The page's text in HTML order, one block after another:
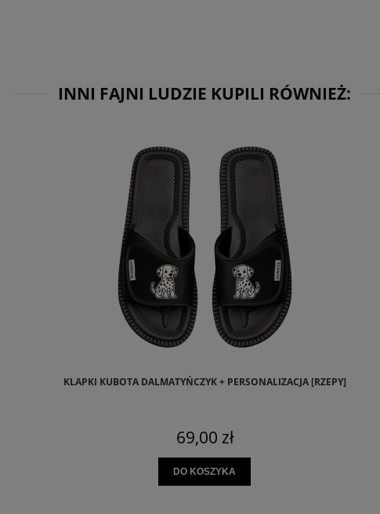
INNI FAJNI LUDZIE KUPILI RÓWNIEŻ:
KLAPKI KUBOTA DALMATYŃCZYK + PERSONALIZACJA [RZEPY]
69,00 zł
DO KOSZYKA